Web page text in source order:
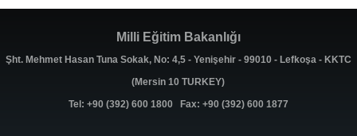
Milli Eğitim Bakanlığı
Şht. Mehmet Hasan Tuna Sokak, No: 4,5 - Yenişehir - 99010 - Lefkoşa - KKTC
(Mersin 10 TURKEY)
Tel: +90 (392) 600 1800 Fax: +90 (392) 600 1877